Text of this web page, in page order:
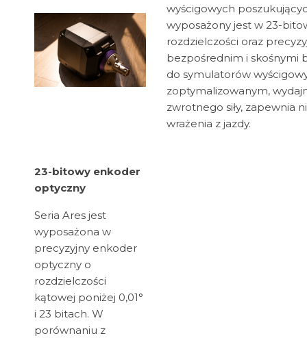
wyścigowych
wyposażony jest w 23-
rozdzielczości oraz
bezpośrednim i skośnymi
do symulatorów
zoptymalizowanym,
zwrotnego siły, zapewnia
wrażenia z jazdy.
23-bitowy enkoder
optyczny
Seria Ares jest
wyposażona w
precyzyjny enkoder
optyczny o
rozdzielczości
kątowej poniżej 0,01°
i 23 bitach. W
porównaniu z